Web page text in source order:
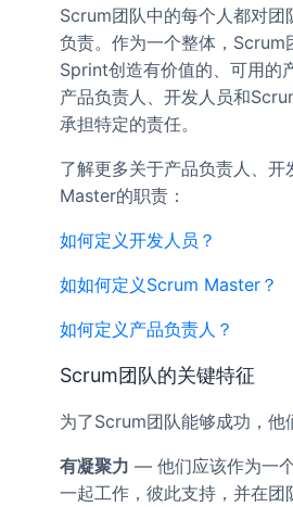
Scrum团队中的每个人都对团
负责。作为一个整体，Scrum
Sprint创造有价值的、可用的
产品负责人、开发人员和
承担特定的责任。
了解更多关于产品负责人、开
Master的职责：
如何定义开发人员？
如如何定义Scrum Master？
如何定义产品负责人？
Scrum团队的关键特征
为了Scrum团队能够成功，他
有凝聚力 — 他们应该作为一
一起工作，彼此支持，并在团